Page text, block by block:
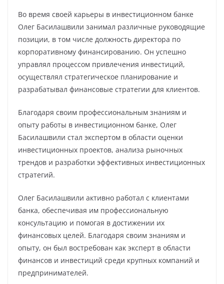
Во время своей карьеры в инвестиционном банке
Олег Басилашвили занимал различные руководящие
позиции, в том числе должность директора по
корпоративному финансированию. Он успешно
управлял процессом привлечения инвестиций,
осуществлял стратегическое планирование и
разрабатывал финансовые стратегии для клиентов.
Благодаря своим профессиональным знаниям и
опыту работы в инвестиционном банке, Олег
Басилашвили стал экспертом в области оценки
инвестиционных проектов, анализа рыночных
трендов и разработки эффективных инвестиционных
стратегий.
Олег Басилашвили активно работал с клиентами
банка, обеспечивая им профессиональную
консультацию и помогая в достижении их
финансовых целей. Благодаря своим знаниям и
опыту, он был востребован как эксперт в области
финансов и инвестиций среди крупных компаний и
предпринимателей.